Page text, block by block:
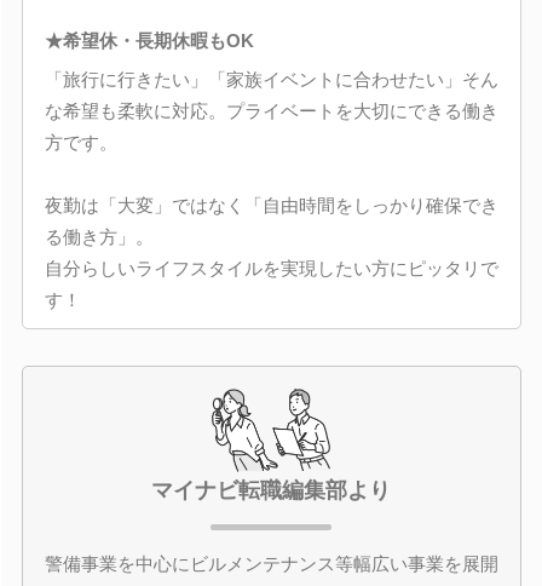
★希望休・長期休暇もOK
「旅行に行きたい」「家族イベントに合わせたい」そん
な希望も柔軟に対応。プライベートを大切にできる働き
方です。
夜勤は「大変」ではなく「自由時間をしっかり確保でき
る働き方」。
自分らしいライフスタイルを実現したい方にピッタリで
す！
マイナビ転職編集部より
警備事業を中心にビルメンテナンス等幅広い事業を展開